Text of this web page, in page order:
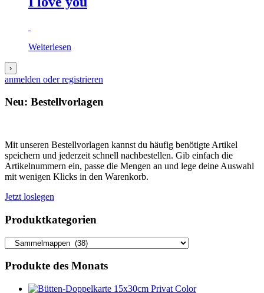
Weiterlesen
›
anmelden oder registrieren
Neu: Bestellvorlagen
Mit unseren Bestellvorlagen kannst du häufig benötigte Artikel
speichern und jederzeit schnell nachbestellen. Gib einfach die
Artikelnummern ein, passe die Mengen an und lege deine Auswahl
mit wenigen Klicks in den Warenkorb.
Jetzt loslegen
Produktkategorien
Produkte des Monats